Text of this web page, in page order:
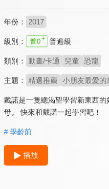
年份： 2017
級別： 普遍級
類別： 動畫/卡通 兒童 恐龍
主題： 精選推薦 小朋友最愛的
戴諾是一隻總渴望學習新東西
母。 快來和戴諾一起學習吧！
# 學齡前
播放